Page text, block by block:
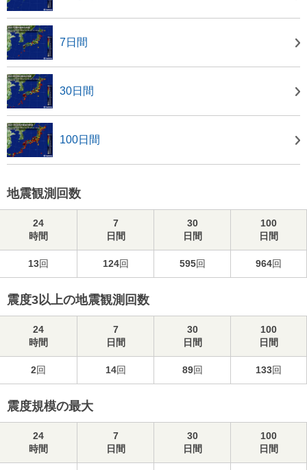
7日間
30日間
100日間
地震観測回数
24
時間
7
日間
30
日間
100
日間
13回 124回 595回 964回
震度3以上の地震観測回数
24
時間
7
日間
30
日間
100
日間
2回 14回 89回 133回
震度規模の最大
24
時間
7
日間
30
日間
100
日間